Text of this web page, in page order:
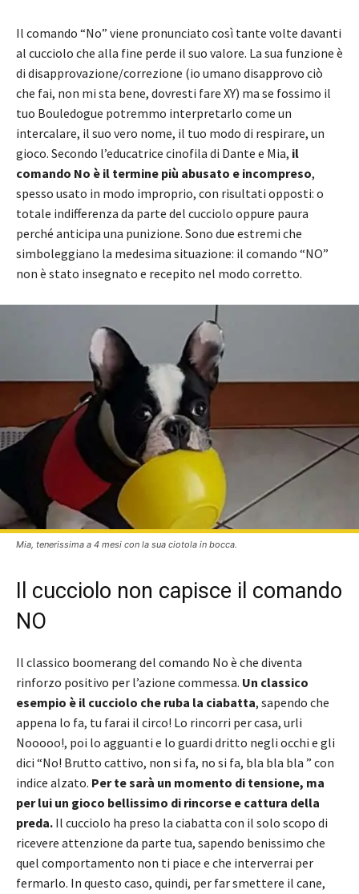
Il comando “No” viene pronunciato così tante volte davanti
al cucciolo che alla fine perde il suo valore. La sua funzione è
di disapprovazione/correzione (io umano disapprovo ciò
che fai, non mi sta bene, dovresti fare XY) ma se fossimo il
tuo Bouledogue potremmo interpretarlo come un
intercalare, il suo vero nome, il tuo modo di respirare, un
gioco. Secondo l’educatrice cinofila di Dante e Mia, il
comando No è il termine più abusato e incompreso,
spesso usato in modo improprio, con risultati opposti: o
totale indifferenza da parte del cucciolo oppure paura
perché anticipa una punizione. Sono due estremi che
simboleggiano la medesima situazione: il comando “NO”
non è stato insegnato e recepito nel modo corretto.
Mia, tenerissima a 4 mesi con la sua ciotola in bocca.
Il cucciolo non capisce il comando
NO
Il classico boomerang del comando No è che diventa
rinforzo positivo per l’azione commessa. Un classico
esempio è il cucciolo che ruba la ciabatta, sapendo che
appena lo fa, tu farai il circo! Lo rincorri per casa, urli
Nooooo!, poi lo agguanti e lo guardi dritto negli occhi e gli
dici “No! Brutto cattivo, non si fa, no si fa, bla bla bla ” con
indice alzato. Per te sarà un momento di tensione, ma
per lui un gioco bellissimo di rincorse e cattura della
preda. Il cucciolo ha preso la ciabatta con il solo scopo di
ricevere attenzione da parte tua, sapendo benissimo che
quel comportamento non ti piace e che interverrai per
fermarlo. In questo caso, quindi, per far smettere il cane,